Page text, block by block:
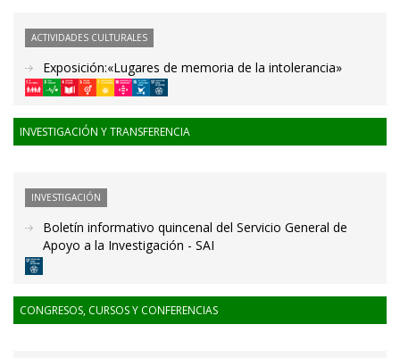
ACTIVIDADES CULTURALES
Exposición:«Lugares de memoria de la intolerancia»
INVESTIGACIÓN Y TRANSFERENCIA
INVESTIGACIÓN
Boletín informativo quincenal del Servicio General de
Apoyo a la Investigación - SAI
CONGRESOS, CURSOS Y CONFERENCIAS